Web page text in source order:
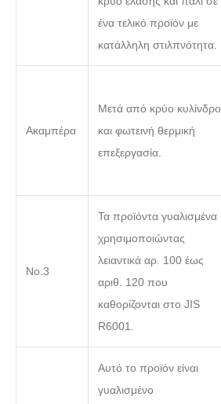
ένα τελικό προϊόν με
κατάλληλη στιλπνότητα.
Ακαμπέρα
Μετά από κρύο κυλίνδρο
και φωτεινή θερμική
επεξεργασία.
Νο.3
Τα προϊόντα γυαλισμένα
χρησιμοποιώντας
λειαντικά αρ. 100 έως
αριθ. 120 που
καθορίζονται στο JIS
R6001.
Αυτό το προϊόν είναι
γυαλισμένο